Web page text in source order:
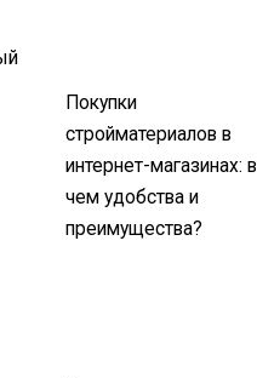
Покупки
стройматериалов в
интернет-магазинах: в
чем удобства и
преимущества?